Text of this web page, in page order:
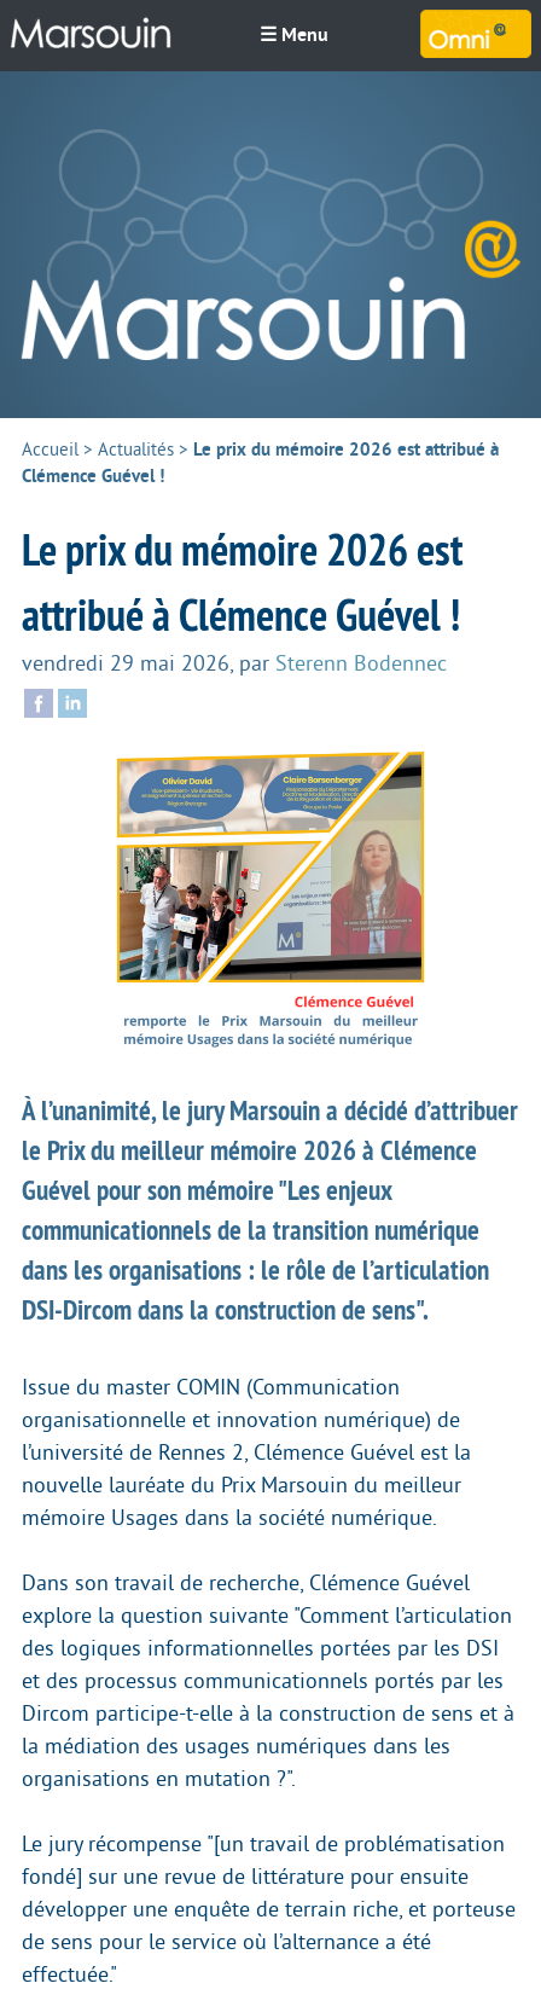
☰ Menu
Accueil> Actualités > Le prix du mémoire 2026 est attribué à
Clémence Guével !
Le prix du mémoire 2026 est
attribué à Clémence Guével !
vendredi 29 mai 2026, par Sterenn Bodennec
À l’unanimité, le jury Marsouin a décidé d’attribuer
le Prix du meilleur mémoire 2026 à Clémence
Guével pour son mémoire "Les enjeux
communicationnels de la transition numérique
dans les organisations : le rôle de l’articulation
DSI-Dircom dans la construction de sens".
Issue du master COMIN (Communication
organisationnelle et innovation numérique) de
l’université de Rennes 2, Clémence Guével est la
nouvelle lauréate du Prix Marsouin du meilleur
mémoire Usages dans la société numérique.
Dans son travail de recherche, Clémence Guével
explore la question suivante "Comment l’articulation
des logiques informationnelles portées par les DSI
et des processus communicationnels portés par les
Dircom participe-t-elle à la construction de sens et à
la médiation des usages numériques dans les
organisations en mutation ?".
Le jury récompense "[un travail de problématisation
fondé] sur une revue de littérature pour ensuite
développer une enquête de terrain riche, et porteuse
de sens pour le service où l’alternance a été
effectuée."